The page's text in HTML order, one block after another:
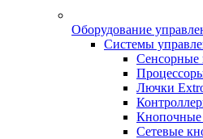
Оборудование
Системы
Сенсорные
Лючки
Кнопочные
Сетевые